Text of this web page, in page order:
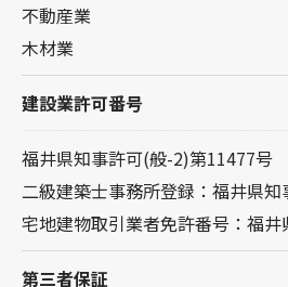
不動産業
木材業
建設業許可番号
福井県知事許可(般-2)第11477号
二級建築士事務所登録：福井県
宅地建物取引業者免許番号：福
第三者保証